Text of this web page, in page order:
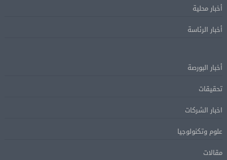
أخبار محلية
أخبار الرئاسة
أخبار البورصة
تحقيقات
اخبار الشركات
علوم وتكنولوجيا
مقالات